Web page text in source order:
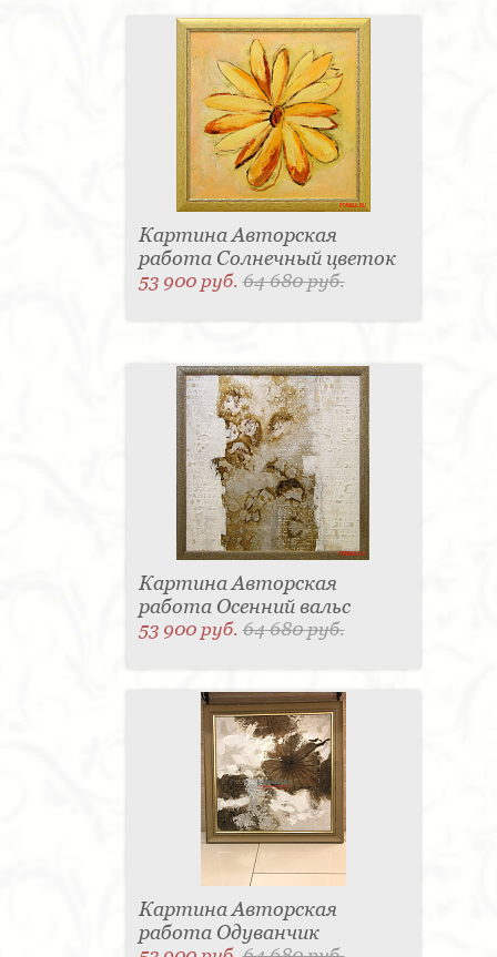
Картина Авторская
работа Солнечный цветок
53 900 руб.64 680 руб.
Картина Авторская
работа Осенний вальс
53 900 руб.64 680 руб.
Картина Авторская
работа Одуванчик